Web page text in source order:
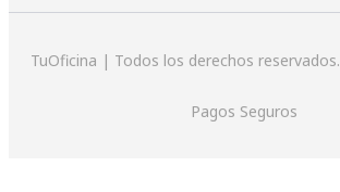
TuOficina | Todos los derechos reservados.
Pagos Seguros